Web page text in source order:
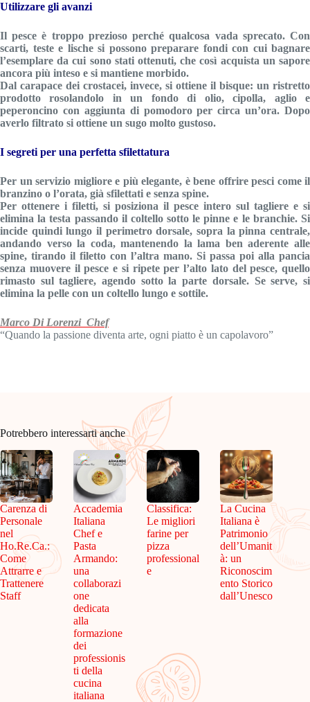
Utilizzare gli avanzi
Il pesce è troppo prezioso perché qualcosa vada sprecato. Con
scarti, teste e lische si possono preparare fondi con cui bagnare
l’esemplare da cui sono stati ottenuti, che così acquista un sapore
ancora più inteso e si mantiene morbido.
Dal carapace dei crostacei, invece, si ottiene il bisque: un ristretto
prodotto rosolandolo in un fondo di olio, cipolla, aglio e
peperoncino con aggiunta di pomodoro per circa un’ora. Dopo
averlo filtrato si ottiene un sugo molto gustoso.
I segreti per una perfetta sfilettatura
Per un servizio migliore e più elegante, è bene offrire pesci come il
branzino o l’orata, già sfilettati e senza spine.
Per ottenere i filetti, si posiziona il pesce intero sul tagliere e si
elimina la testa passando il coltello sotto le pinne e le branchie. Si
incide quindi lungo il perimetro dorsale, sopra la pinna centrale,
andando verso la coda, mantenendo la lama ben aderente alle
spine, tirando il filetto con l’altra mano. Si passa poi alla pancia
senza muovere il pesce e si ripete per l’alto lato del pesce, quello
rimasto sul tagliere, agendo sotto la parte dorsale. Se serve, si
elimina la pelle con un coltello lungo e sottile.
Marco Di Lorenzi Chef
“Quando la passione diventa arte, ogni piatto è un capolavoro”
Potrebbero interessarti anche
Carenza di
Personale
nel
Ho.Re.Ca.:
Come
Attrarre e
Trattenere
Staff
Accademia
Italiana
Chef e
Pasta
Armando:
una
collaborazi
one
dedicata
alla
formazione
dei
professionis
ti della
cucina
italiana
Classifica:
Le migliori
farine per
pizza
professional
e
La Cucina
Italiana è
Patrimonio
dell’Umanit
à: un
Riconoscim
ento Storico
dall’Unesco